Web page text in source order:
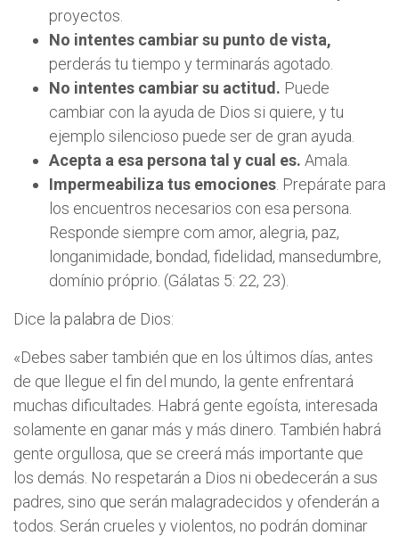
proyectos.
No intentes cambiar su punto de vista,
perderás tu tiempo y terminarás agotado.
No intentes cambiar su actitud. Puede
cambiar con la ayuda de Dios si quiere, y tu
ejemplo silencioso puede ser de gran ayuda.
Acepta a esa persona tal y cual es. Amala.
Impermeabiliza tus emociones . Prepárate para
los encuentros necesarios con esa persona.
Responde siempre com amor, alegria, paz,
longanimidade, bondad, fidelidad, mansedumbre,
domínio próprio. (Gálatas 5: 22, 23).
Dice la palabra de Dios:
«Debes saber también que en los últimos días, antes
de que llegue el fin del mundo, la gente enfrentará
muchas dificultades. Habrá gente egoísta, interesada
solamente en ganar más y más dinero. También habrá
gente orgullosa, que se creerá más importante que
los demás. No respetarán a Dios ni obedecerán a sus
padres, sino que serán malagradecidos y ofenderán a
todos. Serán crueles y violentos, no podrán dominar